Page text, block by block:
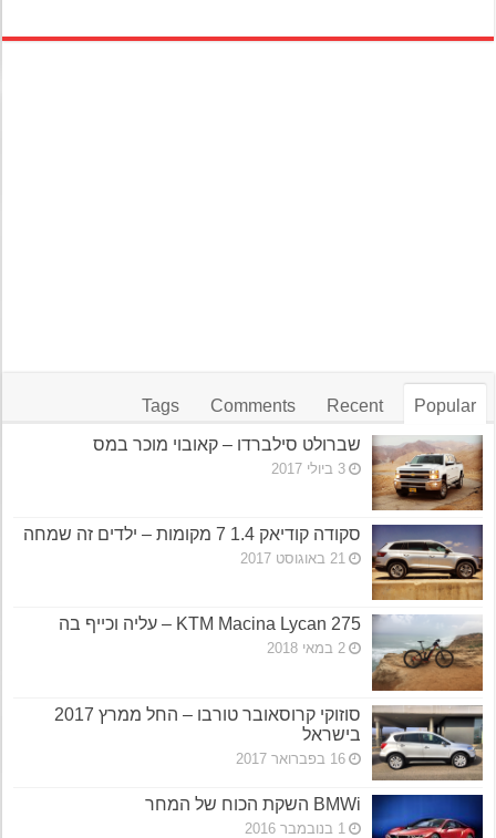
Popular
Recent
Comments
Tags
שברולט סילברדו – קאובוי מוכר במס
3 ביולי 2017
סקודה קודיאק 1.4 7 מקומות – ילדים זה שמחה
21 באוגוסט 2017
KTM Macina Lycan 275 – עליה וכייף בה
2 במאי 2018
סוזוקי קרוסאובר טורבו – החל ממרץ 2017
בישראל
16 בפברואר 2017
BMWi השקת הכוח של המחר
1 בנובמבר 2016